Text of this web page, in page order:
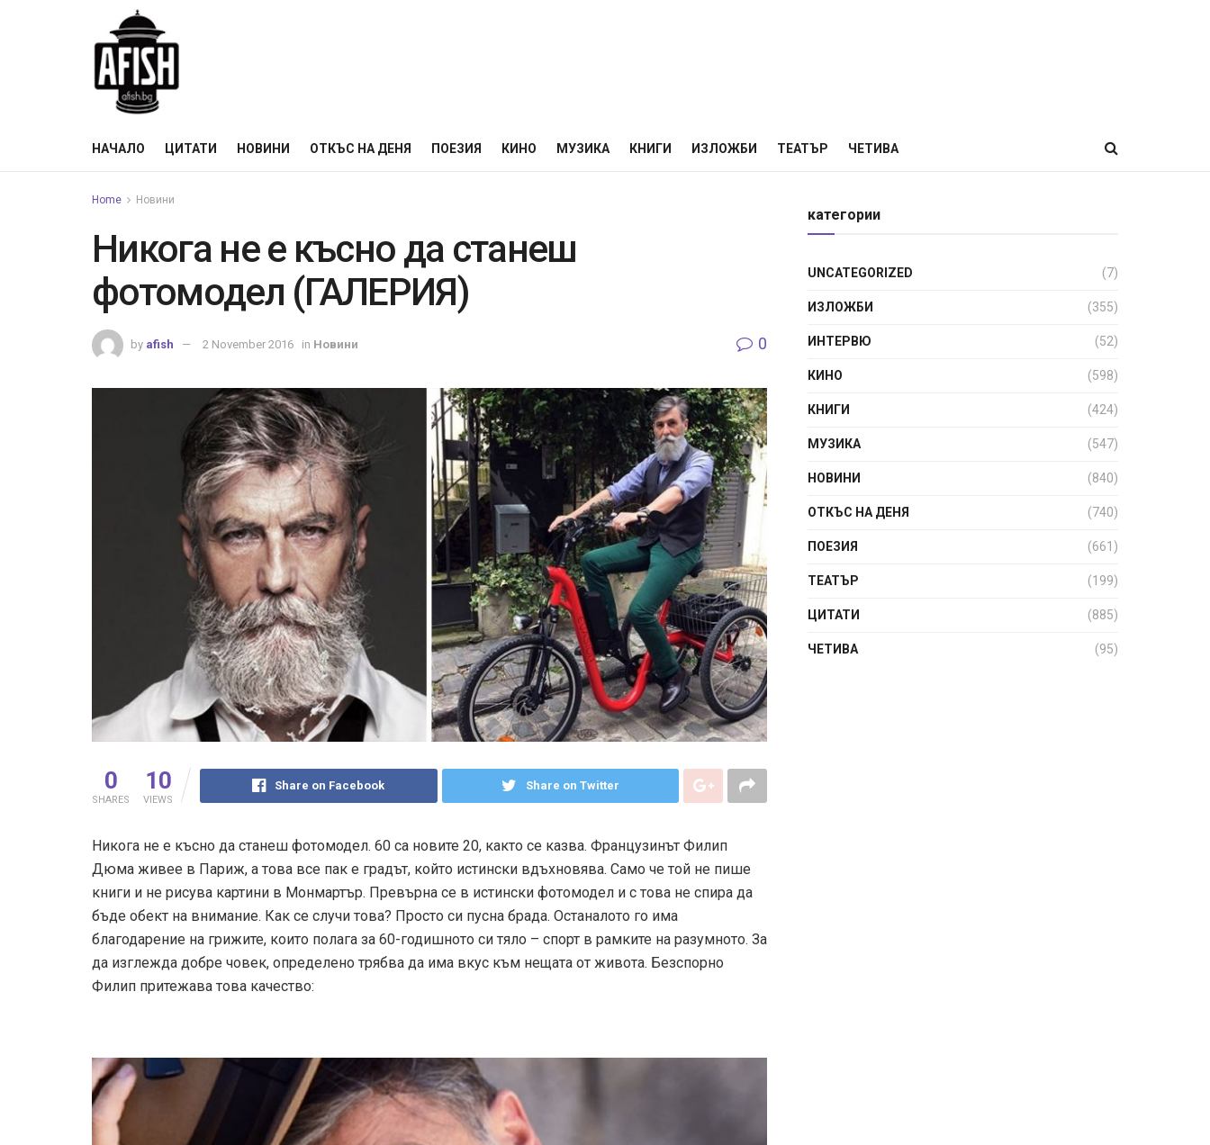
НАЧАЛО ЦИТАТИ НОВИНИ ОТКЪС НА ДЕНЯ ПОЕЗИЯ КИНО МУЗИКА КНИГИ ИЗЛОЖБИ ТЕАТЪР ЧЕТИВА
Home Новини
Никога не е късно да станеш
фотомодел (ГАЛЕРИЯ)
by afish 2 November 2016 in Новини 0
0
SHARES
10
VIEWS
Share on Facebook Share on Twitter
Никога не е късно да станеш фотомодел. 60 са новите 20, както се казва. Французинът Филип
Дюма живее в Париж, а това все пак е градът, който истински вдъхновява. Само че той не пише
книги и не рисува картини в Монмартър. Превърна се в истински фотомодел и с това не спира да
бъде обект на внимание. Как се случи това? Просто си пусна брада. Останалото го има
благодарение на грижите, които полага за 60-годишното си тяло – спорт в рамките на разумното. За
да изглежда добре човек, определено трябва да има вкус към нещата от живота. Безспорно
Филип притежава това качество:
категории
UNCATEGORIZED (7)
ИЗЛОЖБИ (355)
ИНТЕРВЮ (52)
КИНО (598)
КНИГИ (424)
МУЗИКА (547)
НОВИНИ (840)
ОТКЪС НА ДЕНЯ (740)
ПОЕЗИЯ (661)
ТЕАТЪР (199)
ЦИТАТИ (885)
ЧЕТИВА (95)